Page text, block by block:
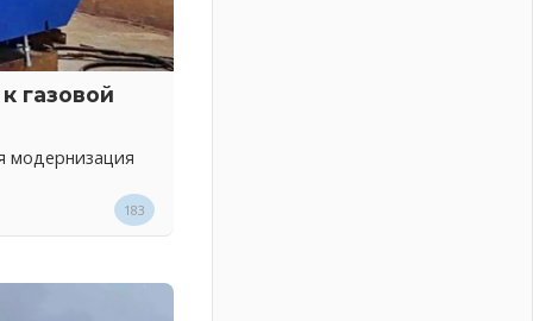
газовой
модернизация
183